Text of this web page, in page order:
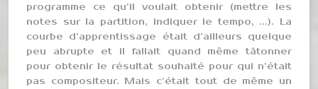
programme ce qu’il voulait obtenir (mettre les
notes sur la partition, indiquer le tempo, ...). La
courbe d’apprentissage était d’ailleurs quelque
peu abrupte et il fallait quand même tâtonner
pour obtenir le résultat souhaité pour qui n’était
pas compositeur. Mais c’était tout de même un